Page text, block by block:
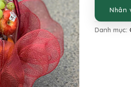
Nhân
Danh mục: